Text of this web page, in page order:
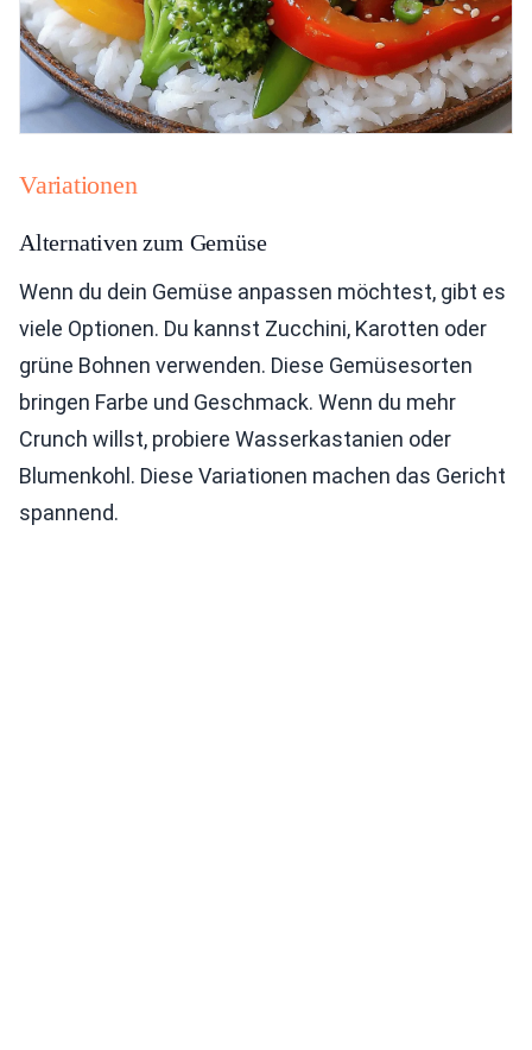
Variationen
Alternativen zum Gemüse
Wenn du dein Gemüse anpassen möchtest, gibt es
viele Optionen. Du kannst Zucchini, Karotten oder
grüne Bohnen verwenden. Diese Gemüsesorten
bringen Farbe und Geschmack. Wenn du mehr
Crunch willst, probiere Wasserkastanien oder
Blumenkohl. Diese Variationen machen das Gericht
spannend.